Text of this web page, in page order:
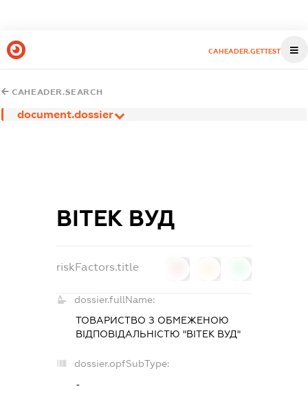
CAHEADER.GETTEST
CAHEADER.SEARCH
document.dossier
ВІТЕК ВУД
riskFactors.title
dossier.fullName:
ТОВАРИСТВО З ОБМЕЖЕНОЮ
ВІДПОВІДАЛЬНІСТЮ "ВІТЕК ВУД"
dossier.opfSubType:
-